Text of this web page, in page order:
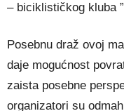
– biciklističkog kluba
Posebnu draž ovoj
daje mogućnost
zaista posebne
organizatori su